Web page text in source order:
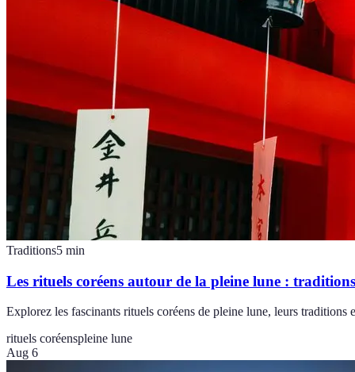
Traditions5 min
Les rituels coréens autour de la pleine lune :
Explorez les fascinants rituels coréens de pleine lune, leurs
rituels coréenspleine lune
Aug 6